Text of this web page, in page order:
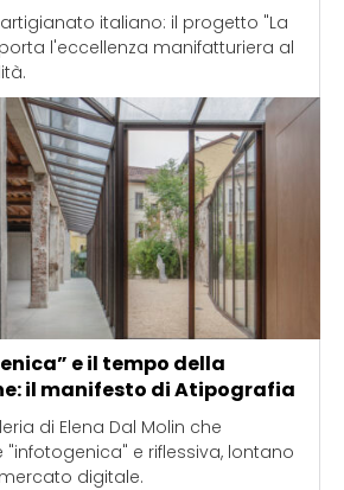
italiano: il progetto "La
l'eccellenza manifatturiera al
e il tempo della
il manifesto di Atipografia
di Elena Dal Molin che
e riflessiva, lontano
digitale.